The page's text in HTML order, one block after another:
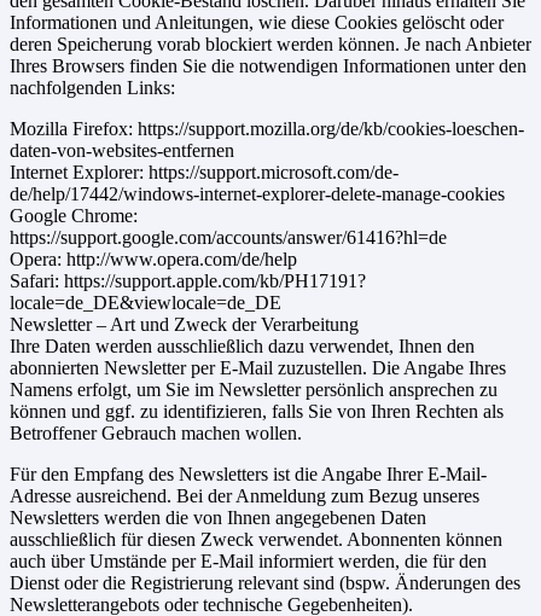
Informationen und Anleitungen, wie diese Cookies gelöscht oder
deren Speicherung vorab blockiert werden können. Je nach Anbieter
Ihres Browsers finden Sie die notwendigen Informationen unter den
nachfolgenden Links:
Mozilla Firefox: https://support.mozilla.org/de/kb/cookies-loeschen-
daten-von-websites-entfernen
Internet Explorer: https://support.microsoft.com/de-
de/help/17442/windows-internet-explorer-delete-manage-cookies
Google Chrome:
https://support.google.com/accounts/answer/61416?hl=de
Opera: http://www.opera.com/de/help
Safari: https://support.apple.com/kb/PH17191?
locale=de_DE&viewlocale=de_DE
Newsletter – Art und Zweck der Verarbeitung
Ihre Daten werden ausschließlich dazu verwendet, Ihnen den
abonnierten Newsletter per E-Mail zuzustellen. Die Angabe Ihres
Namens erfolgt, um Sie im Newsletter persönlich ansprechen zu
können und ggf. zu identifizieren, falls Sie von Ihren Rechten als
Betroffener Gebrauch machen wollen.
Für den Empfang des Newsletters ist die Angabe Ihrer E-Mail-
Adresse ausreichend. Bei der Anmeldung zum Bezug unseres
Newsletters werden die von Ihnen angegebenen Daten
ausschließlich für diesen Zweck verwendet. Abonnenten können
auch über Umstände per E-Mail informiert werden, die für den
Dienst oder die Registrierung relevant sind (bspw. Änderungen des
Newsletterangebots oder technische Gegebenheiten).